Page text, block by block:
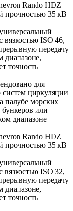
Rando HDZ
прочностью 35 кВ
ISO 46,
передачу
диапазоне,
точность
для
систем циркуляции
палубе морских
бункеров или
диапазоне
Rando HDZ
прочностью 35 кВ
ISO 32,
передачу
диапазоне,
точность